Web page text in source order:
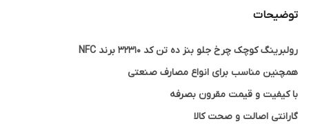
توضیحات
رولبرینگ کوچک چرخ جلو بنز ده تن کد 32310 برند NFC
همچنین مناسب برای انواع مصارف صنعتی
با کیفیت و قیمت مقرون بصرفه
گارانتی اصالت و صحت کالا